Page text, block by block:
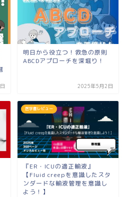
明日から役立つ！救急の原則
ABCDアプローチを深堀り！
2025年5月2日
医学書レビュー
『ER・ICUの適正輸液』
【Fluid creepを意識したスタ
ンダードな輸液管理を意識し
よう！】